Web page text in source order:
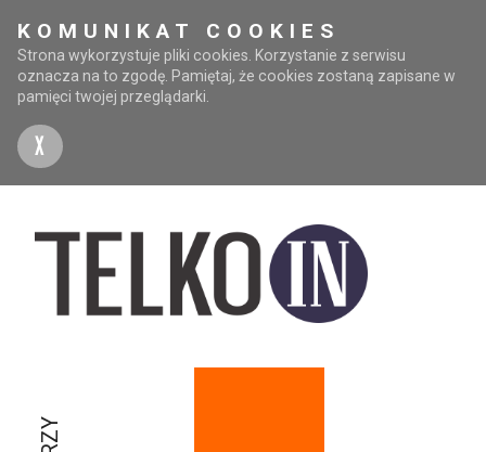
KOMUNIKAT COOKIES
Strona wykorzystuje pliki cookies. Korzystanie z serwisu
oznacza na to zgodę. Pamiętaj, że cookies zostaną zapisane w
pamięci twojej przeglądarki.
X